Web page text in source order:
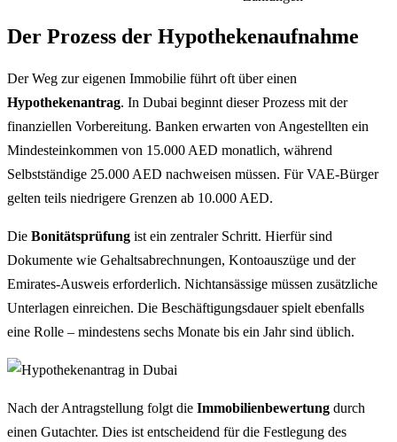
Der Prozess der Hypothekenaufnahme
Der Weg zur eigenen Immobilie führt oft über einen
Hypothekenantrag. In Dubai beginnt dieser Prozess mit der
finanziellen Vorbereitung. Banken erwarten von Angestellten ein
Mindesteinkommen von 15.000 AED monatlich, während
Selbstständige 25.000 AED nachweisen müssen. Für VAE-Bürger
gelten teils niedrigere Grenzen ab 10.000 AED.
Die Bonitätsprüfung ist ein zentraler Schritt. Hierfür sind
Dokumente wie Gehaltsabrechnungen, Kontoauszüge und der
Emirates-Ausweis erforderlich. Nichtansässige müssen zusätzliche
Unterlagen einreichen. Die Beschäftigungsdauer spielt ebenfalls
eine Rolle – mindestens sechs Monate bis ein Jahr sind üblich.
Nach der Antragstellung folgt die Immobilienbewertung durch
einen Gutachter. Dies ist entscheidend für die Festlegung des